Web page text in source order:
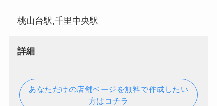
桃山台駅,千里中央駅
詳細
あなただけの店舗ページを無料で作成したい
方はコチラ